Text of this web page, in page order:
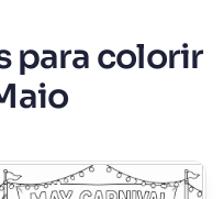
para colorir